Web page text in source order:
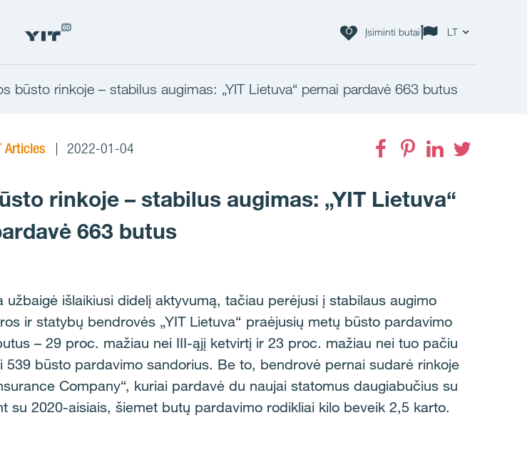
Įsiminti butai LT
būsto rinkoje – stabilus augimas: „YIT Lietuva“ pernai pardavė 663 butus
Articles 2022-01-04
rinkoje – stabilus augimas: „YIT Lietuva“
663 butus
išlaikiusi didelį aktyvumą, tačiau perėjusi į stabilaus augimo
ir statybų bendrovės „YIT Lietuva“ praėjusių metų būsto pardavimo
– 29 proc. mažiau nei III-ąjį ketvirtį ir 23 proc. mažiau nei tuo pačiu
būsto pardavimo sandorius. Be to, bendrovė pernai sudarė rinkoje
Company“, kuriai pardavė du naujai statomus daugiabučius su
su 2020-aisiais, šiemet butų pardavimo rodikliai kilo beveik 2,5 karto.